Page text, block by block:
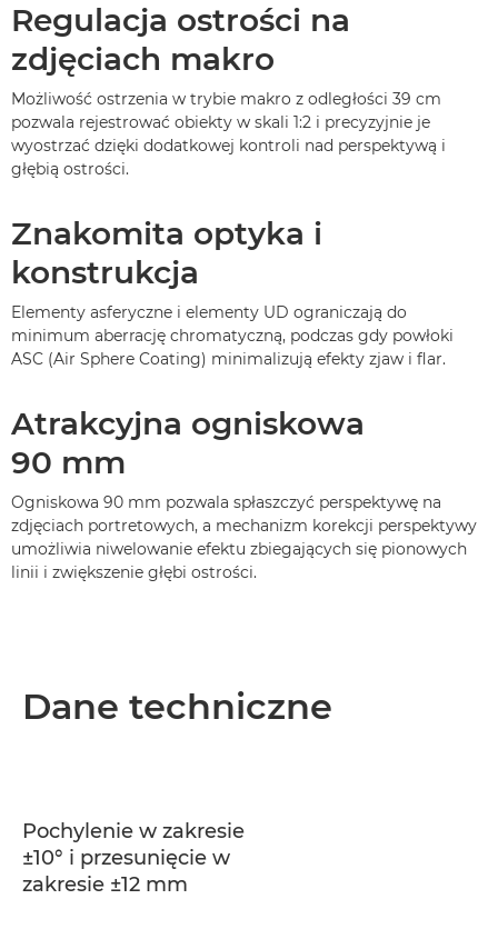
Regulacja ostrości na
zdjęciach makro
Możliwość ostrzenia w trybie makro z odległości 39 cm
pozwala rejestrować obiekty w skali 1:2 i precyzyjnie je
wyostrzać dzięki dodatkowej kontroli nad perspektywą i
głębią ostrości.
Znakomita optyka i
konstrukcja
Elementy asferyczne i elementy UD ograniczają do
minimum aberrację chromatyczną, podczas gdy powłoki
ASC (Air Sphere Coating) minimalizują efekty zjaw i flar.
Atrakcyjna ogniskowa
90 mm
Ogniskowa 90 mm pozwala spłaszczyć perspektywę na
zdjęciach portretowych, a mechanizm korekcji perspektywy
umożliwia niwelowanie efektu zbiegających się pionowych
linii i zwiększenie głębi ostrości.
Dane techniczne
Pochylenie w zakresie
±10° i przesunięcie w
zakresie ±12 mm